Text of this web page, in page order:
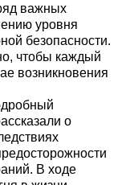
важных
уровня
безопасности.
чтобы каждый
возникновения
о
В ходе